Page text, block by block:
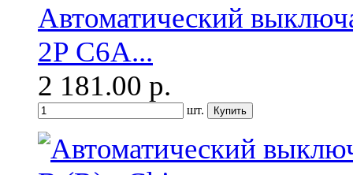
Автоматический
2P C6A...
2 181.00 р.
шт.